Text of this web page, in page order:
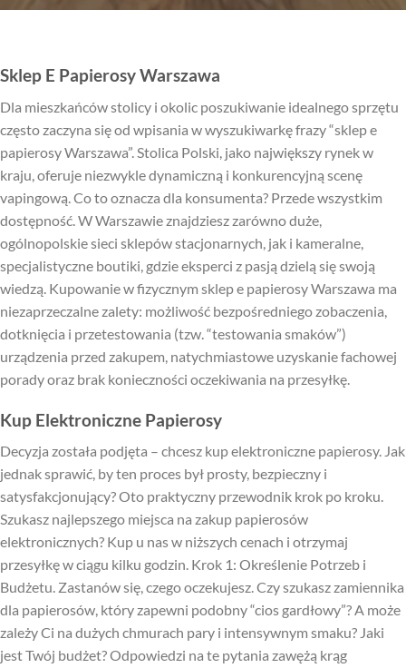
Sklep E Papierosy Warszawa
Dla mieszkańców stolicy i okolic poszukiwanie idealnego sprzętu
często zaczyna się od wpisania w wyszukiwarkę frazy “sklep e
papierosy Warszawa”. Stolica Polski, jako największy rynek w
kraju, oferuje niezwykle dynamiczną i konkurencyjną scenę
vapingową. Co to oznacza dla konsumenta? Przede wszystkim
dostępność. W Warszawie znajdziesz zarówno duże,
ogólnopolskie sieci sklepów stacjonarnych, jak i kameralne,
specjalistyczne boutiki, gdzie eksperci z pasją dzielą się swoją
wiedzą. Kupowanie w fizycznym sklep e papierosy Warszawa ma
niezaprzeczalne zalety: możliwość bezpośredniego zobaczenia,
dotknięcia i przetestowania (tzw. “testowania smaków”)
urządzenia przed zakupem, natychmiastowe uzyskanie fachowej
porady oraz brak konieczności oczekiwania na przesyłkę.
Kup Elektroniczne Papierosy
Decyzja została podjęta – chcesz kup elektroniczne papierosy. Jak
jednak sprawić, by ten proces był prosty, bezpieczny i
satysfakcjonujący? Oto praktyczny przewodnik krok po kroku.
Szukasz najlepszego miejsca na zakup papierosów
elektronicznych? Kup u nas w niższych cenach i otrzymaj
przesyłkę w ciągu kilku godzin. Krok 1: Określenie Potrzeb i
Budżetu. Zastanów się, czego oczekujesz. Czy szukasz zamiennika
dla papierosów, który zapewni podobny “cios gardłowy”? A może
zależy Ci na dużych chmurach pary i intensywnym smaku? Jaki
jest Twój budżet? Odpowiedzi na te pytania zawężą krąg